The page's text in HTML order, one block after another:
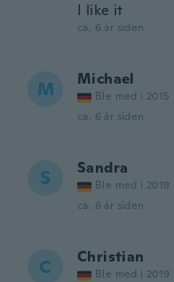
I like it
ca. 6 år siden
M Michael
Ble med i 2015
ca. 6 år siden
S Sandra
Ble med i 2019
ca. 6 år siden
C Christian
Ble med i 2019